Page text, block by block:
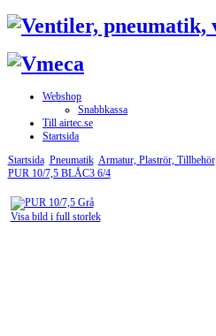
Webshop
Snabbkassa
Till airtec.se
Startsida
Startsida Pneumatik Armatur, Plaströr, Tillbehör
PUR 10/7,5 BLÅC3 6/4
Visa bild i full storlek